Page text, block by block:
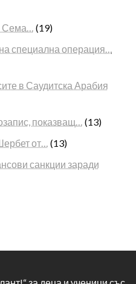
Сема… (19)
специална операция…
в Саудитска Арабия
показващ… (13)
от… (13)
санкции заради